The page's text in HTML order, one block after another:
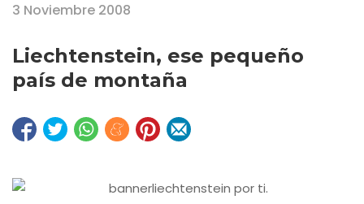
3 Noviembre 2008
Liechtenstein, ese pequeño
país de montaña